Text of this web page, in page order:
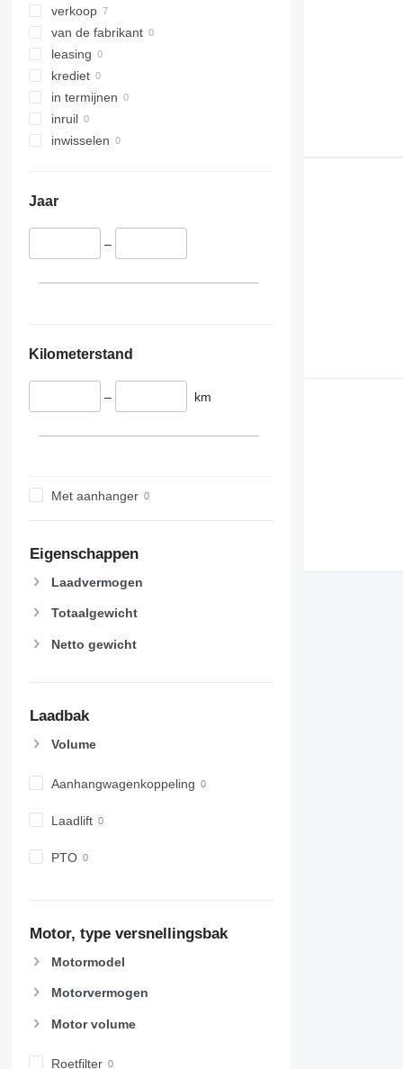
verkoop
van de fabrikant
leasing
krediet
in termijnen
inruil
inwisselen
Jaar
–
Kilometerstand
– km
Met aanhanger
Eigenschappen
Laadvermogen
Totaalgewicht
Netto gewicht
Laadbak
Volume
Aanhangwagenkoppeling
Laadlift
PTO
Motor, type versnellingsbak
Motormodel
Motorvermogen
Motor volume
Roetfilter